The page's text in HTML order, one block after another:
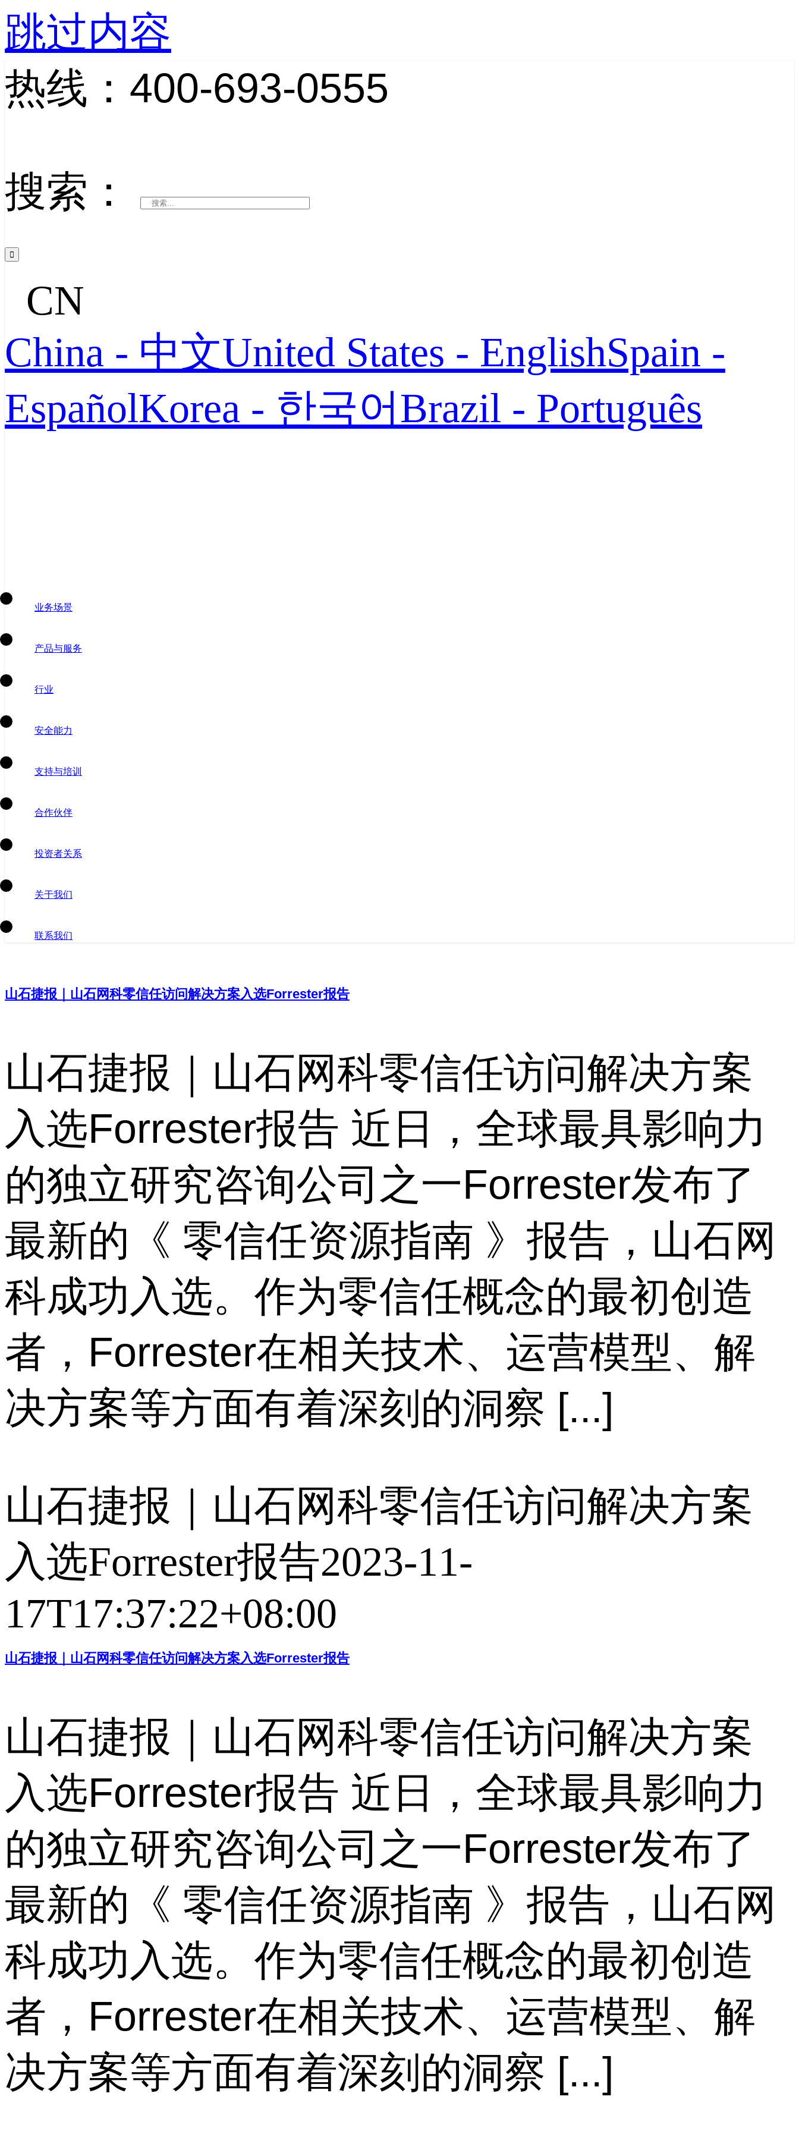
跳过内容
热线：400-693-0555
搜索：
CN
China - 中文United States - EnglishSpain -
EspañolKorea - 한국어Brazil - Português
业务场景
产品与服务
行业
安全能力
支持与培训
合作伙伴
投资者关系
关于我们
联系我们
山石捷报｜山石网科零信任访问解决方案入选Forrester报告
山石捷报｜山石网科零信任访问解决方案
入选Forrester报告 近日，全球最具影响力
的独立研究咨询公司之一Forrester发布了
最新的《 零信任资源指南 》报告，山石网
科成功入选。作为零信任概念的最初创造
者，Forrester在相关技术、运营模型、解
决方案等方面有着深刻的洞察 [...]
山石捷报｜山石网科零信任访问解决方案
入选Forrester报告2023-11-
17T17:37:22+08:00
山石捷报｜山石网科零信任访问解决方案入选Forrester报告
山石捷报｜山石网科零信任访问解决方案
入选Forrester报告 近日，全球最具影响力
的独立研究咨询公司之一Forrester发布了
最新的《 零信任资源指南 》报告，山石网
科成功入选。作为零信任概念的最初创造
者，Forrester在相关技术、运营模型、解
决方案等方面有着深刻的洞察 [...]